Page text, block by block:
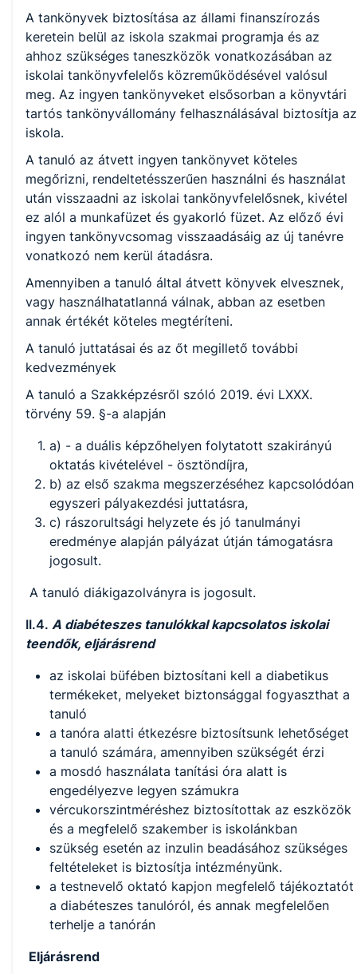
A tankönyvek biztosítása az állami finanszírozás
keretein belül az iskola szakmai programja és az
ahhoz szükséges taneszközök vonatkozásában az
iskolai tankönyvfelelős közreműködésével valósul
meg. Az ingyen tankönyveket elsősorban a könyvtári
tartós tankönyvállomány felhasználásával biztosítja az
iskola.
A tanuló az átvett ingyen tankönyvet köteles
megőrizni, rendeltetésszerűen használni és használat
után visszaadni az iskolai tankönyvfelelősnek, kivétel
ez alól a munkafüzet és gyakorló füzet. Az előző évi
ingyen tankönyvcsomag visszaadásáig az új tanévre
vonatkozó nem kerül átadásra.
Amennyiben a tanuló által átvett könyvek elvesznek,
vagy használhatatlanná válnak, abban az esetben
annak értékét köteles megtéríteni.
A tanuló juttatásai és az őt megillető további
kedvezmények
A tanuló a Szakképzésről szóló 2019. évi LXXX.
törvény 59. §-a alapján
a) - a duális képzőhelyen folytatott szakirányú
oktatás kivételével - ösztöndíjra,
b) az első szakma megszerzéséhez kapcsolódóan
egyszeri pályakezdési juttatásra,
c) rászorultsági helyzete és jó tanulmányi
eredménye alapján pályázat útján támogatásra
jogosult.
A tanuló diákigazolványra is jogosult.
II.4. A diabéteszes tanulókkal kapcsolatos iskolai
teendők, eljárásrend
az iskolai büfében biztosítani kell a diabetikus
termékeket, melyeket biztonsággal fogyaszthat a
tanuló
a tanóra alatti étkezésre biztosítsunk lehetőséget
a tanuló számára, amennyiben szükségét érzi
a mosdó használata tanítási óra alatt is
engedélyezve legyen számukra
vércukorszintméréshez biztosítottak az eszközök
és a megfelelő szakember is iskolánkban
szükség esetén az inzulin beadásához szükséges
feltételeket is biztosítja intézményünk.
a testnevelő oktató kapjon megfelelő tájékoztatót
a diabéteszes tanulóról, és annak megfelelően
terhelje a tanórán
Eljárásrend